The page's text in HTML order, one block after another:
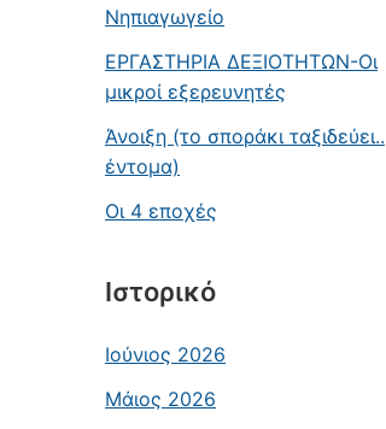
Νηπιαγωγείο
ΕΡΓΑΣΤΗΡΙΑ ΔΕΞΙΟΤΗΤΩΝ-Οι
μικροί εξερευνητές
Άνοιξη (το σποράκι ταξιδεύει..
έντομα)
Οι 4 εποχές
Ιστορικό
Ιούνιος 2026
Μάιος 2026